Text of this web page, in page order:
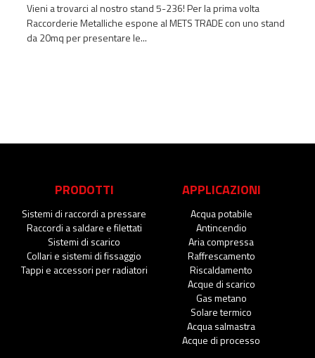
Vieni a trovarci al nostro stand 5-236! Per la prima volta
Raccorderie Metalliche espone al METS TRADE con uno stand
da 20mq per presentare le...
PRODOTTI
Sistemi di raccordi a pressare
Raccordi a saldare e filettati
Sistemi di scarico
Collari e sistemi di fissaggio
Tappi e accessori per radiatori
APPLICAZIONI
Acqua potabile
Antincendio
Aria compressa
Raffrescamento
Riscaldamento
Acque di scarico
Gas metano
Solare termico
Acqua salmastra
Acque di processo